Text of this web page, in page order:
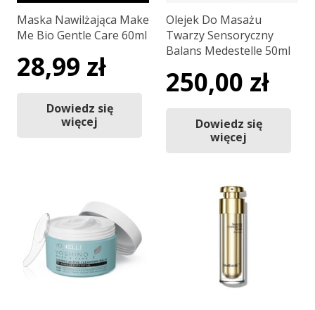
Maska Nawilżająca Make
Me Bio Gentle Care 60ml
28,99 zł
Dowiedz się
więcej
Olejek Do Masażu
Twarzy Sensoryczny
Balans Medestelle 50ml
250,00 zł
Dowiedz się
więcej